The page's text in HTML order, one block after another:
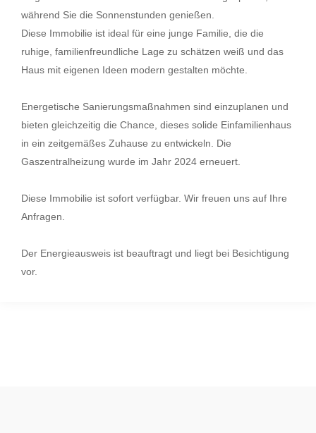
während Sie die Sonnenstunden genießen.
Diese Immobilie ist ideal für eine junge Familie, die die
ruhige, familienfreundliche Lage zu schätzen weiß und das
Haus mit eigenen Ideen modern gestalten möchte.
Energetische Sanierungsmaßnahmen sind einzuplanen und
bieten gleichzeitig die Chance, dieses solide Einfamilienhaus
in ein zeitgemäßes Zuhause zu entwickeln. Die
Gaszentralheizung wurde im Jahr 2024 erneuert.
Diese Immobilie ist sofort verfügbar. Wir freuen uns auf Ihre
Anfragen.
Der Energieausweis ist beauftragt und liegt bei Besichtigung
vor.